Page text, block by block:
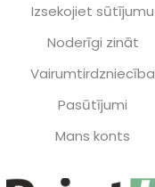
Izsekojiet sūtījumu
Noderīgi zināt
Vairumtirdzniecība
Pasūtījumi
Mans konts